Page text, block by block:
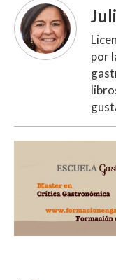
por